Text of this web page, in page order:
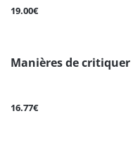
19.00€
Manières de critiquer
16.77€